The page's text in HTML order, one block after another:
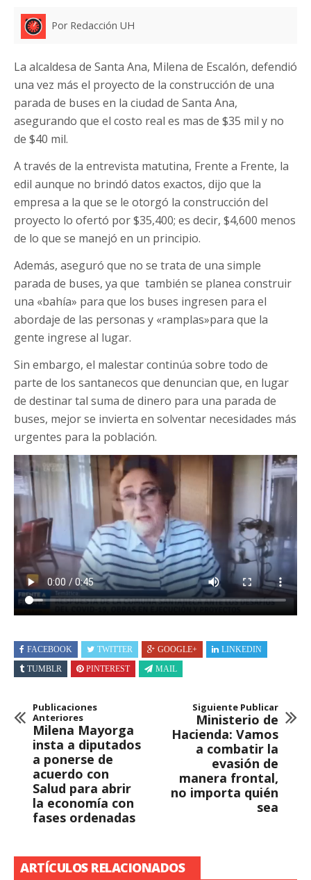
Por Redacción UH
La alcaldesa de Santa Ana, Milena de Escalón, defendió
una vez más el proyecto de la construcción de una
parada de buses en la ciudad de Santa Ana,
asegurando que el costo real es mas de $35 mil y no
de $40 mil.
A través de la entrevista matutina, Frente a Frente, la
edil aunque no brindó datos exactos, dijo que la
empresa a la que se le otorgó la construcción del
proyecto lo ofertó por $35,400; es decir, $4,600 menos
de lo que se manejó en un principio.
Además, aseguró que no se trata de una simple
parada de buses, ya que también se planea construir
una «bahía» para que los buses ingresen para el
abordaje de las personas y «ramplas»para que la
gente ingrese al lugar.
Sin embargo, el malestar continúa sobre todo de
parte de los santanecos que denuncian que, en lugar
de destinar tal suma de dinero para una parada de
buses, mejor se invierta en solventar necesidades más
urgentes para la población.
FACEBOOK TWITTER GOOGLE+
LINKEDIN
TUMBLR
PINTEREST MAIL
Publicaciones
Anteriores
Milena Mayorga
insta a diputados
a ponerse de
acuerdo con
Salud para abrir
la economía con
fases ordenadas
Siguiente Publicar
Ministerio de
Hacienda: Vamos
a combatir la
evasión de
manera frontal,
no importa quién
sea
ARTÍCULOS RELACIONADOS